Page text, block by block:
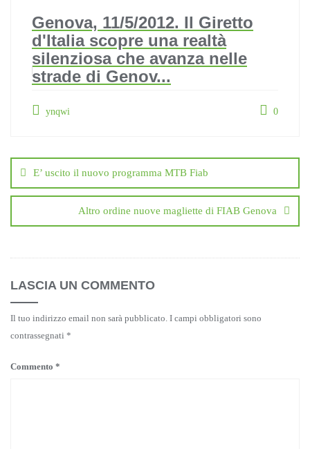
Genova, 11/5/2012. Il Giretto
d'Italia scopre una realtà
silenziosa che avanza nelle
strade di Genov...
ynqwi 0
articoli
E’ uscito il nuovo programma MTB Fiab
Altro ordine nuove magliette di FIAB Genova
LASCIA UN COMMENTO
Il tuo indirizzo email non sarà pubblicato. I campi obbligatori sono
contrassegnati *
Commento *